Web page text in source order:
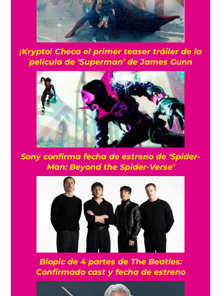
¡Krypto! Checa el primer teaser tráiler de la
película de ‘Superman’ de James Gunn
Sony confirma fecha de estreno de ‘Spider-
Man: Beyond the Spider-Verse’
Biopic de 4 partes de The Beatles:
Confirmado cast y fecha de estreno